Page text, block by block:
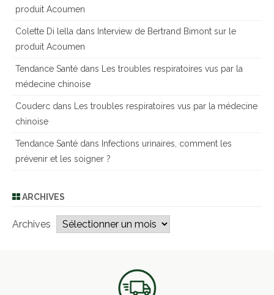
produit Acoumen
Colette Di lella dans Interview de Bertrand Bimont sur le
produit Acoumen
Tendance Santé dans Les troubles respiratoires vus par la
médecine chinoise
Couderc dans Les troubles respiratoires vus par la médecine
chinoise
Tendance Santé dans Infections urinaires, comment les
prévenir et les soigner ?
ARCHIVES
Archives